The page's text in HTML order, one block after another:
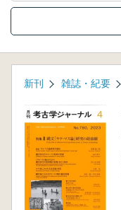
新刊 雑誌・紀要